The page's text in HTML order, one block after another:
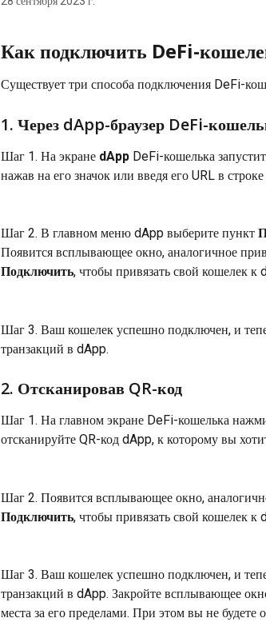
Как подключить DeFi-
Существует три способа подключения DeFi-
1. Через dApp-браузер DeFi-
Шаг 1. На экране dApp DeFi-кошелька
нажав на его значок или введя его URL в
Шаг 2. В главном меню dApp выберите пункт
Появится всплывающее окно, аналогичное
Подключить, чтобы привязать свой кошелек к
Шаг 3. Ваш кошелек успешно подключен, и
транзакций в dApp.
2. Отсканировав QR-код
Шаг 1. На главном экране DeFi-кошелька
отсканируйте QR-код dApp, к которому вы
Шаг 2. Появится всплывающее окно,
Подключить, чтобы привязать свой кошелек к
Шаг 3. Ваш кошелек успешно подключен, и
транзакций в dApp. Закройте всплывающее
места за его пределами. При этом вы не будете